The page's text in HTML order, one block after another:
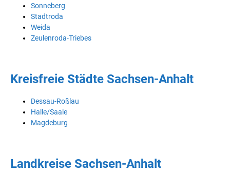
Sonneberg
Stadtroda
Weida
Zeulenroda-Triebes
Kreisfreie Städte Sachsen-Anhalt
Dessau-Roßlau
Halle/Saale
Magdeburg
Landkreise Sachsen-Anhalt